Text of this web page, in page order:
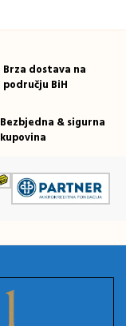
Brza dostava na
području BiH
Bezbjedna & sigurna
kupovina